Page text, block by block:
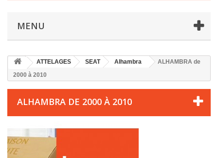
MENU
ATTELAGES SEAT Alhambra
ALHAMBRA de
2000 à 2010
ALHAMBRA DE 2000 À 2010